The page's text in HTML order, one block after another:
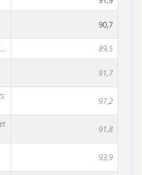
90,7
dont : sciences et techno. du management et de la gestion (STMG)
89,5
91,7
97,2
91,8
93,9